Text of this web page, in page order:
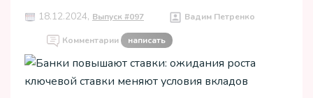
18.12.2024, Выпуск #097 Вадим Петренко
Комментарии написать